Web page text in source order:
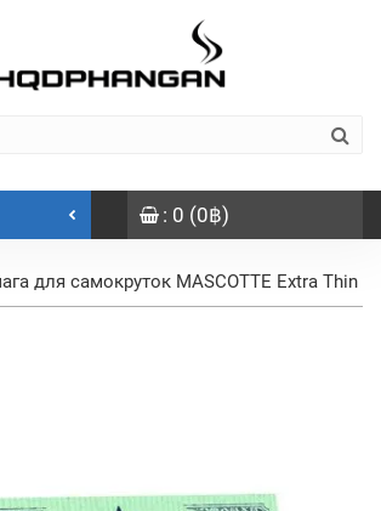
: 0 (0฿)
для самокруток MASCOTTE Extra Thin